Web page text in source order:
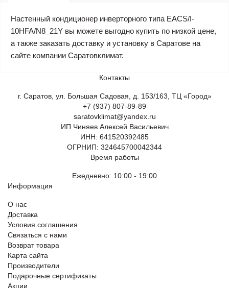
Настенный кондиционер инверторного типа EACS/I-
10HFA/N8_21Y вы можете выгодно купить по низкой цене,
а также заказать доставку и установку в Саратове на
сайте компании Саратовклимат.
Контакты
г. Саратов, ул. Большая Садовая, д. 153/163, ТЦ «Город»
+7 (937) 807-89-89
saratovklimat@yandex.ru
ИП Чиняев Алексей Васильевич
ИНН: 641520392485
ОГРНИП: 324645700042344
Время работы
Ежедневно: 10:00 - 19:00
Информация
О нас
Доставка
Условия соглашения
Связаться с нами
Возврат товара
Карта сайта
Производители
Подарочные сертификаты
Акции